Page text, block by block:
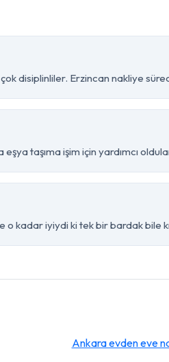
disiplinliler. Erzincan nakliye
taşıma işim için yardımcı
kadar iyiydi ki tek bir bardak bile
Ankara evden eve